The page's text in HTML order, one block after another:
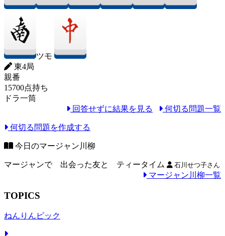
ツモ
東4局
親番
15700点持ち
ドラ一筒
回答せずに結果を見る
何切る問題一覧
何切る問題を作成する
今日のマージャン川柳
マージャンで 出会った友と ティータイム 石川せつ子さん
マージャン川柳一覧
TOPICS
ねんりんピック